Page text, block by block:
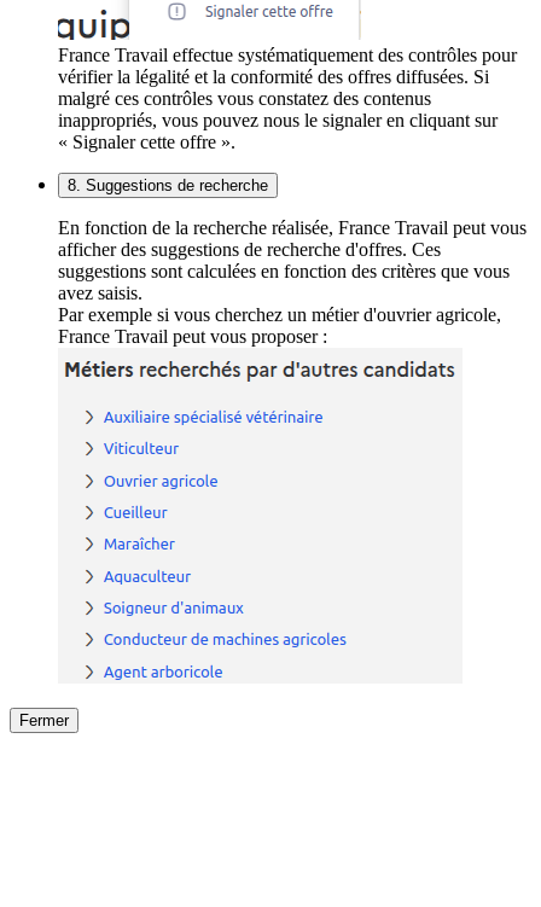
France Travail effectue systématiquement des contrôles pour
vérifier la légalité et la conformité des offres diffusées. Si
malgré ces contrôles vous constatez des contenus
inappropriés, vous pouvez nous le signaler en cliquant sur
« Signaler cette offre ».
8. Suggestions de recherche
En fonction de la recherche réalisée, France Travail peut vous
afficher des suggestions de recherche d'offres. Ces
suggestions sont calculées en fonction des critères que vous
avez saisis.
Par exemple si vous cherchez un métier d'ouvrier agricole,
France Travail peut vous proposer :
Fermer